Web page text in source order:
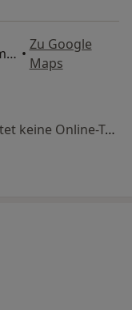
Frankfurter Str. 94, Hochheim am Main •
Zu Google
Maps
Dieser Arzt bzw. diese Ärztin bietet keine Online-Terminbuchung an diesem Standort an.